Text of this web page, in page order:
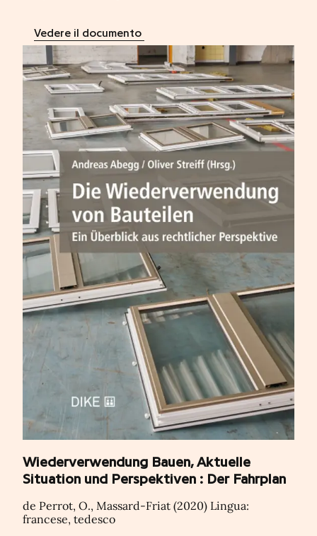
Vedere il documento
Wiederverwendung Bauen, Aktuelle
Situation und Perspektiven : Der Fahrplan
de Perrot, O., Massard-Friat (2020) Lingua:
francese, tedesco